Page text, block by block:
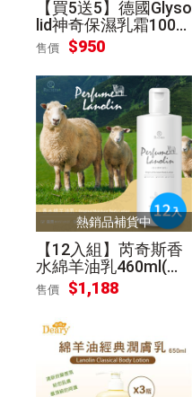
【買5送5】德國Glyso
lid神奇保濕乳霜100m
l
售價 $950
熱銷品補貨中
【12入組】芮奇斯香
水綿羊油乳460ml(宅
配)
售價 $1,188